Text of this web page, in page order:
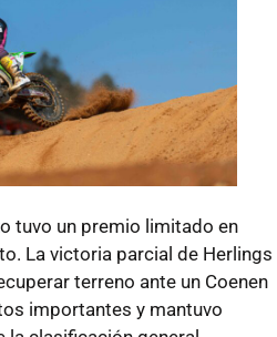
tuvo un premio limitado en
La victoria parcial de Herlings
terreno ante un Coenen
importantes y mantuvo